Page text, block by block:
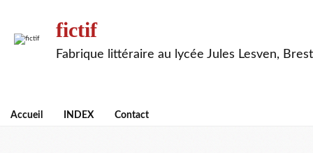
fictif
Fabrique littéraire au lycée Jules Lesven, Brest
Accueil INDEX Contact